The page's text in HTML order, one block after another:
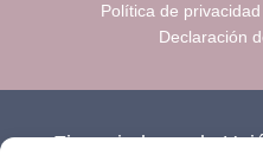
Política de privacidad
Declaración
Financiado por la